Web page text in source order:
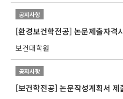
공지사항
[환경보건학전공] 논문제출자격
보건대학원
공지사항
[보건학전공] 논문작성계획서 제